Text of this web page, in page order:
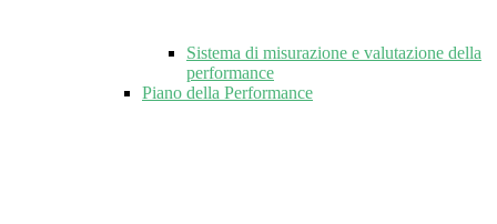
Sistema di misurazione e valutazione della
performance
Piano della Performance